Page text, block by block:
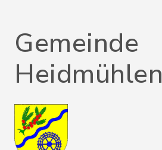
Gemeinde
Heidmühlen